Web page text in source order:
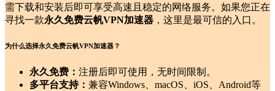
需下载和安装后即可享受高速且稳定的网络服务。如果您正在
寻找一款永久免费云帆VPN加速器 ，这里是最可信的入口。
为什么选择永久免费云帆VPN加速器？
永久免费： 注册后即可使用，无时间限制。
多平台支持： 兼容Windows、macOS、iOS、Android等